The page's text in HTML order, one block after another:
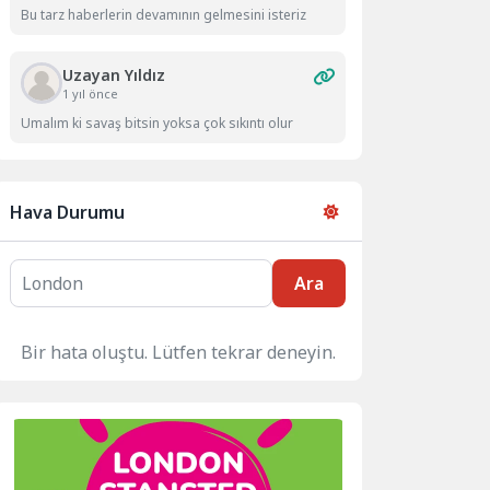
Bu tarz haberlerin devamının gelmesini isteriz
Uzayan Yıldız
1 yıl önce
Umalım ki savaş bitsin yoksa çok sıkıntı olur
Hava Durumu
Ara
Bir hata oluştu. Lütfen tekrar deneyin.